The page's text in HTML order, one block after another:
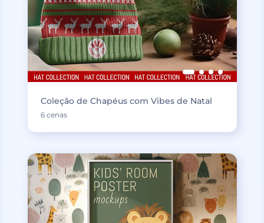
Coleção de Chapéus com Vibes de Natal
6 cenas